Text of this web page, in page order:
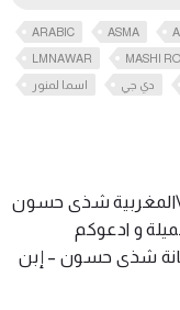
ARABIC ASMA
LMNAWAR
MASHI
اسما لمنور
دي جي
شذى حسون
و ادعوكم
الاغاني من البوم 2014 ولهانة شذى حسون – إبن